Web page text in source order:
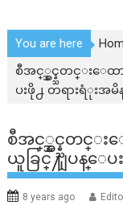
You are here
စီအင္္န္အင္န္သတင္း
ပးဖို႕ တရားရံုးအ
စီအင္္န္အင္န္သတ
ယူခြင္႔ျပန္ေ
8 years ago